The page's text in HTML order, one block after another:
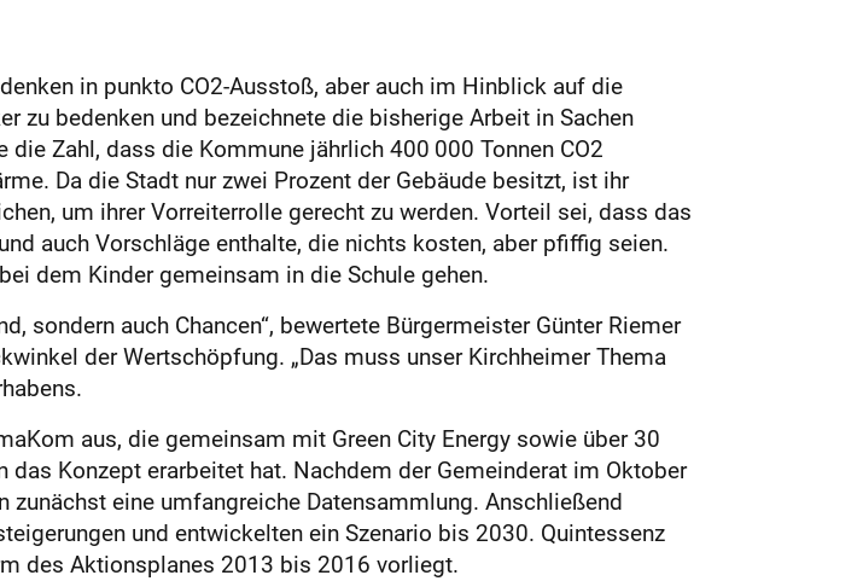
in punkto CO2-Ausstoß, aber auch im Hinblick auf die
zu bedenken und bezeichnete die bisherige Arbeit in Sachen
Zahl, dass die Kommune jährlich 400 000 Tonnen CO2
Da die Stadt nur zwei Prozent der Gebäude besitzt, ist ihr
um ihrer Vorreiterrolle gerecht zu werden. Vorteil sei, dass das
auch Vorschläge enthalte, die nichts kosten, aber pfiffig seien.
dem Kinder gemeinsam in die Schule gehen.
sondern auch Chancen“, bewertete Bürgermeister Günter Riemer
der Wertschöpfung. „Das muss unser Kirchheimer Thema
aus, die gemeinsam mit Green City Energy sowie über 30
Konzept erarbeitet hat. Nachdem der Gemeinderat im Oktober
eine umfangreiche Datensammlung. Anschließend
und entwickelten ein Szenario bis 2030. Quintessenz
des Aktionsplanes 2013 bis 2016 vorliegt.